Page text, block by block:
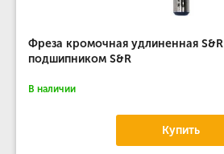
Фреза кромочная удлиненная
подшипником S&R
В наличии
Купить